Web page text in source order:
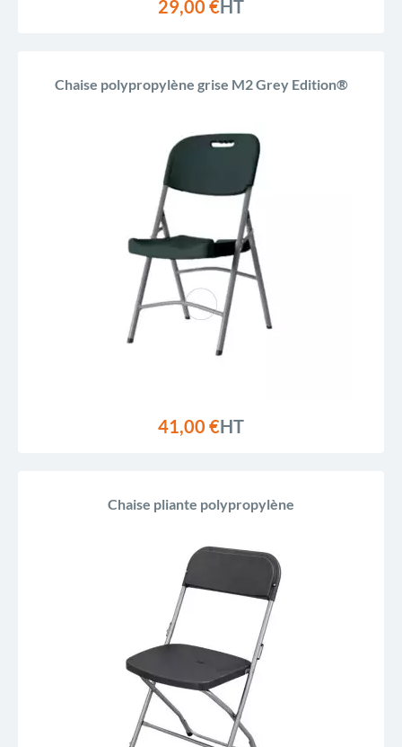
29,00 €HT
Chaise polypropylène grise M2 Grey Edition®
41,00 €HT
Chaise pliante polypropylène